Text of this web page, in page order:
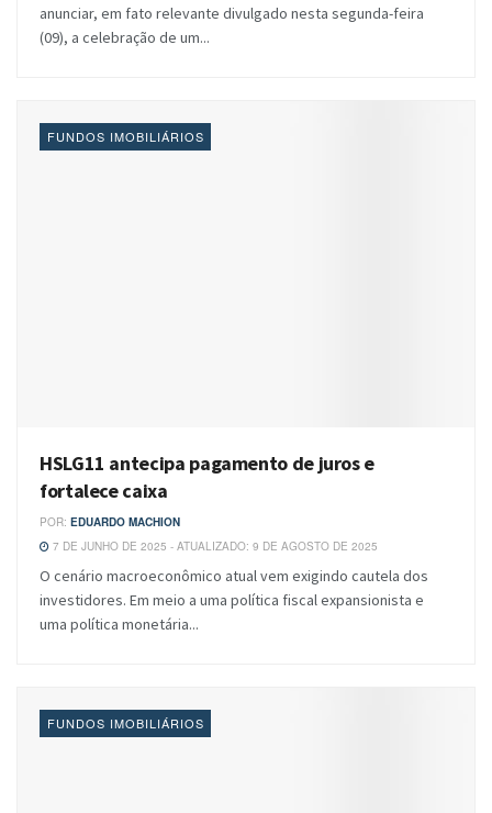
anunciar, em fato relevante divulgado nesta segunda-feira
(09), a celebração de um...
FUNDOS IMOBILIÁRIOS
HSLG11 antecipa pagamento de juros e
fortalece caixa
POR: EDUARDO MACHION
7 DE JUNHO DE 2025 - ATUALIZADO: 9 DE AGOSTO DE 2025
O cenário macroeconômico atual vem exigindo cautela dos
investidores. Em meio a uma política fiscal expansionista e
uma política monetária...
FUNDOS IMOBILIÁRIOS